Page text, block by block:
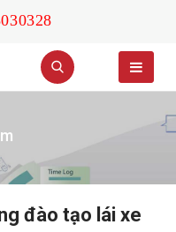
đào tạo lái xe